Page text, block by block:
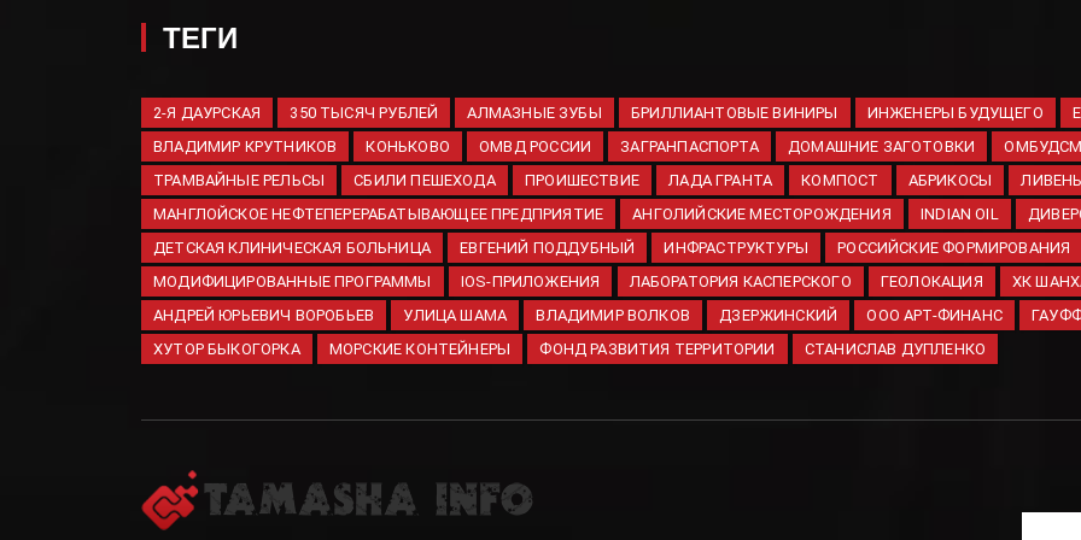
ТЕГИ
2-Я ДАУРСКАЯ 350 ТЫСЯЧ РУБЛЕЙ АЛМАЗНЫЕ ЗУБЫ БРИЛЛИАНТОВЫЕ ВИНИРЫ ИНЖЕНЕРЫ БУДУЩЕГО
ВЛАДИМИР КРУТНИКОВ
КОНЬКОВО ОМВД РОССИИ ЗАГРАНПАСПОРТА ДОМАШНИЕ ЗАГОТОВКИ
ТРАМВАЙНЫЕ РЕЛЬСЫ
СБИЛИ ПЕШЕХОДА ПРОИШЕСТВИЕ ЛАДА ГРАНТА КОМПОСТ АБРИКОСЫ
ЛИВЕНЬ
МАНГЛОЙСКОЕ НЕФТЕПЕРЕРАБАТЫВАЮЩЕЕ ПРЕДПРИЯТИЕ
АНГОЛИЙСКИЕ МЕСТОРОЖДЕНИЯ INDIAN OIL
ДЕТСКАЯ КЛИНИЧЕСКАЯ БОЛЬНИЦА
ЕВГЕНИЙ ПОДДУБНЫЙ ИНФРАСТРУКТУРЫ РОССИЙСКИЕ ФОРМИРОВАНИЯ
МОДИФИЦИРОВАННЫЕ ПРОГРАММЫ
IOS-ПРИЛОЖЕНИЯ ЛАБОРАТОРИЯ КАСПЕРСКОГО ГЕОЛОКАЦИЯ
ХК
АНДРЕЙ ЮРЬЕВИЧ ВОРОБЬЕВ
УЛИЦА ШАМА ВЛАДИМИР ВОЛКОВ ДЗЕРЖИНСКИЙ ООО АРТ-ФИНАНС
ХУТОР БЫКОГОРКА
МОРСКИЕ КОНТЕЙНЕРЫ ФОНД РАЗВИТИЯ ТЕРРИТОРИИ СТАНИСЛАВ ДУПЛЕНКО